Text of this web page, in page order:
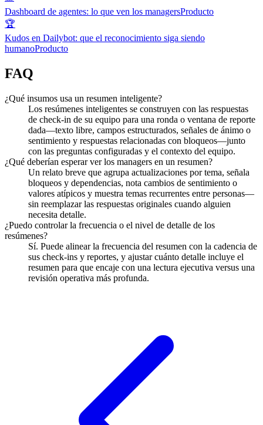
Dashboard de agentes: lo que ven los managersProducto
🏆
Kudos en Dailybot: que el reconocimiento siga siendo
humanoProducto
FAQ
¿Qué insumos usa un resumen inteligente?
Los resúmenes inteligentes se construyen con las respuestas
de check-in de su equipo para una ronda o ventana de reporte
dada—texto libre, campos estructurados, señales de ánimo o
sentimiento y respuestas relacionadas con bloqueos—junto
con las preguntas configuradas y el contexto del equipo.
¿Qué deberían esperar ver los managers en un resumen?
Un relato breve que agrupa actualizaciones por tema, señala
bloqueos y dependencias, nota cambios de sentimiento o
valores atípicos y muestra temas recurrentes entre personas—
sin reemplazar las respuestas originales cuando alguien
necesita detalle.
¿Puedo controlar la frecuencia o el nivel de detalle de los
resúmenes?
Sí. Puede alinear la frecuencia del resumen con la cadencia de
sus check-ins y reportes, y ajustar cuánto detalle incluye el
resumen para que encaje con una lectura ejecutiva versus una
revisión operativa más profunda.